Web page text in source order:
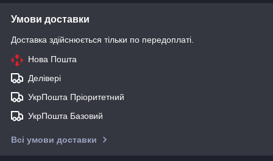
Умови доставки
Доставка здійснюється тільки по передоплаті.
Нова Пошта
Делівері
УкрПошта Пріоритетний
УкрПошта Базовий
Всі умови доставки